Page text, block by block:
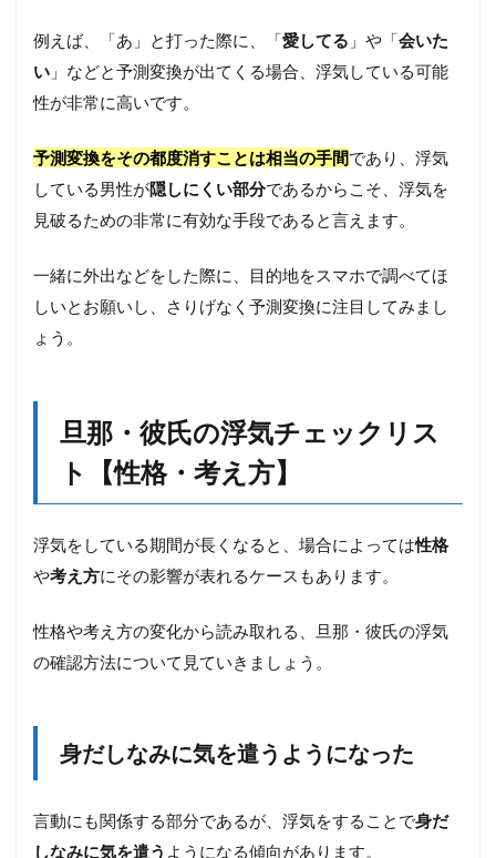
例えば、「あ」と打った際に、「愛してる 」や「会いた
い 」などと予測変換が出てくる場合、浮気している可能
性が非常に高いです。
予測変換をその都度消すことは相当の手間であり、浮気
している男性が隠しにくい部分であるからこそ、浮気を
見破るための非常に有効な手段であると言えます。
一緒に外出などをした際に、目的地をスマホで調べてほ
しいとお願いし、さりげなく予測変換に注目してみまし
ょう。
旦那・彼氏の浮気チェックリス
ト【性格・考え方】
浮気をしている期間が長くなると、場合によっては性格
や考え方にその影響が表れるケースもあります。
性格や考え方の変化から読み取れる、旦那・彼氏の浮気
の確認方法について見ていきましょう。
身だしなみに気を遣うようになった
言動にも関係する部分であるが、浮気をすることで身だ
しなみに気を遣う ようになる傾向があります。